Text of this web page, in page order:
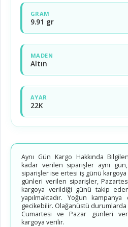
GRAM
9.91 gr
MADEN
Altın
AYAR
22K
Aynı Gün Kargo Hakkında
kadar verilen siparişler aynı
siparişler ise ertesi iş günü
günleri verilen siparişler,
kargoya verildiği günü takip
yapılmaktadır. Yoğun
gecikebilir. Olağanüstü
Cumartesi ve Pazar günleri
kargoya verilir.